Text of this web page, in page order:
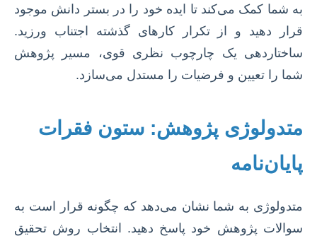
به شما کمک می‌کند تا ایده خود را در بستر دانش موجود
قرار دهید و از تکرار کارهای گذشته اجتناب ورزید.
ساختاردهی یک چارچوب نظری قوی، مسیر پژوهش
شما را تعیین و فرضیات را مستدل می‌سازد.
متدولوژی پژوهش: ستون فقرات
پایان‌نامه
متدولوژی به شما نشان می‌دهد که چگونه قرار است به
سوالات پژوهش خود پاسخ دهید. انتخاب روش تحقیق